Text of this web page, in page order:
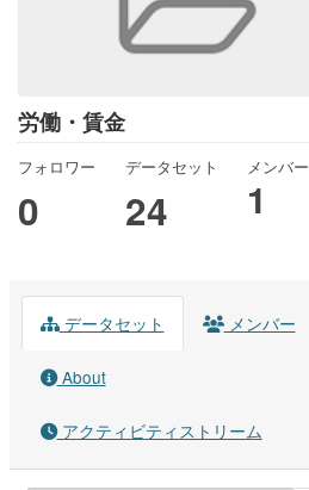
労働・賃金
フォロワー
0
データセット
24
メンバー
1
データセット メンバー
About
アクティビティストリーム